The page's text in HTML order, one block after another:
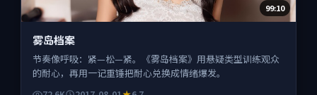
99:10
雾岛档案
节奏像呼吸：紧—松—紧。《雾岛档案》用悬疑类型训练观众
的耐心，再用一记重锤把耐心兑换成情绪爆发。